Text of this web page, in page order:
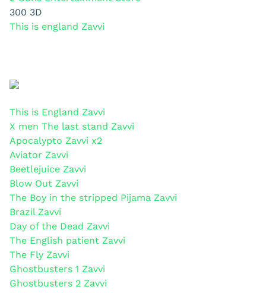
300 3D
This is england Zavvi
This is England Zavvi
X men The last stand Zavvi
Apocalypto Zavvi x2
Aviator Zavvi
Beetlejuice Zavvi
Blow Out Zavvi
The Boy in the stripped Pijama Zavvi
Brazil Zavvi
Day of the Dead Zavvi
The English patient Zavvi
The Fly Zavvi
Ghostbusters 1 Zavvi
Ghostbusters 2 Zavvi